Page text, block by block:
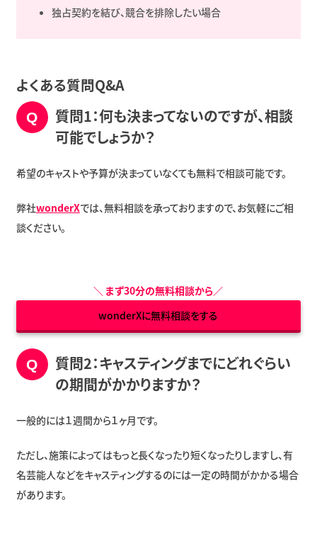
独占契約を結び、競合を排除したい場合
よくある質問Q&A
質問1：何も決まってないのですが、相談
可能でしょうか？
希望のキャストや予算が決まっていなくても無料で相談可能です。
弊社wonderXでは、無料相談を承っておりますので、お気軽にご相
談ください。
＼ まず30分の無料相談から／
wonderXに無料相談をする
質問2：キャスティングまでにどれぐらい
の期間がかかりますか？
一般的には１週間から１ヶ月です。
ただし、施策によってはもっと長くなったり短くなったりしますし、有
名芸能人などをキャスティングするのには一定の時間がかかる場合
があります。